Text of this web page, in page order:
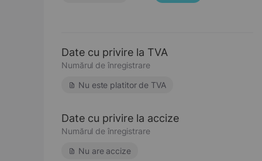
Date cu privire la TVA
Numărul de înregistrare
Nu este platitor de TVA
Date cu privire la accize
Numărul de înregistrare
Nu are accize